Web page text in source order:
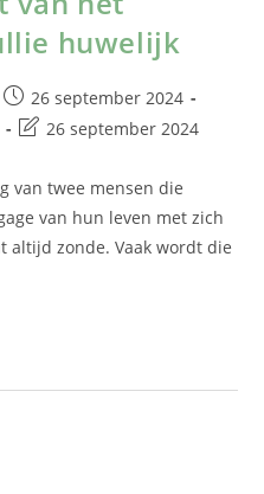
huwelijk
26 september 2024
26 september 2024
van twee mensen die
van hun leven met zich
altijd zonde. Vaak wordt die